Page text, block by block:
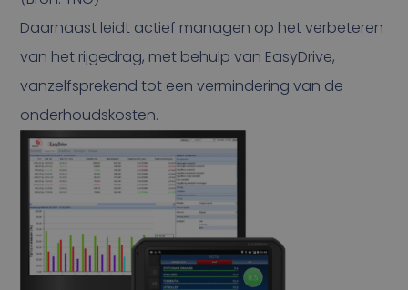
Daarnaast leidt actief managen op het verbeteren
van het rijgedrag, met behulp van EasyDrive,
vanzelfsprekend tot een vermindering van de
onderhoudskosten.